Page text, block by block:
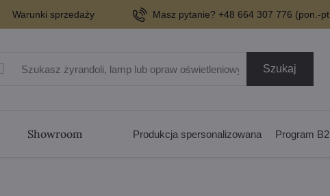
Warunki sprzedaży Masz pytanie? +48 664 307 776 (pon.-
Szukaj
Showroom Produkcja spersonalizowana Program